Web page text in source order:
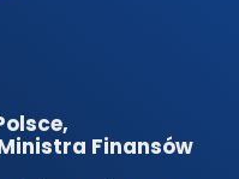
Finansów